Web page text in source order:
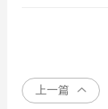
上一篇